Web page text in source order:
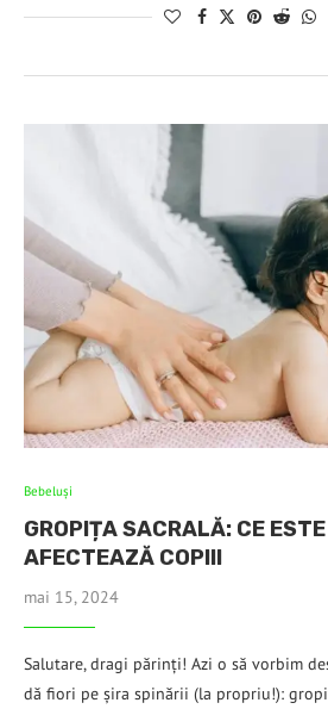
Bebeluşi
GROPIȚA SACRALĂ: CE
AFECTEAZĂ COPIII
mai 15, 2024
Salutare, dragi părinți! Azi o să vorbim
dă fiori pe șira spinării (la propriu!):